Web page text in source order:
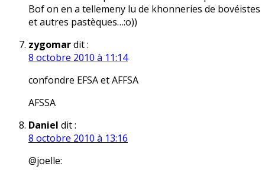
Bof on en a tellemeny lu de khonneries de bovéistes
et autres pastèques…:o))
zygomardit :
8 octobre 2010 à 11:14
confondre EFSA et AFFSA
AFSSA
Daniel dit :
8 octobre 2010 à 13:16
@joelle: